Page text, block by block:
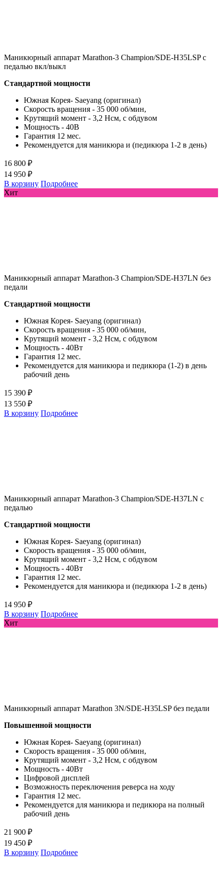
Маникюрный аппарат Marathon-3 Champion/SDE-H35LSP с
педалью вкл/выкл
Стандартной мощности
Южная Корея- Saeyang (оригинал)
Скорость вращения - 35 000 об/мин,
Крутящий момент - 3,2 Нсм, с обдувом
Мощность - 40В
Гарантия 12 мес.
Рекомендуется для маникюра и (педикюра 1-2 в день)
16 800 ₽
14 950 ₽
В корзину Подробнее
Хит
Маникюрный аппарат Marathon-3 Champion/SDE-H37LN без
педали
Стандартной мощности
Южная Корея- Saeyang (оригинал)
Скорость вращения - 35 000 об/мин,
Крутящий момент - 3,2 Нсм, с обдувом
Мощность - 40Вт
Гарантия 12 мес.
Рекомендуется для маникюра и педикюра (1-2) в день
рабочий день
15 390 ₽
13 550 ₽
В корзину Подробнее
Маникюрный аппарат Marathon-3 Champion/SDE-H37LN с
педалью
Стандартной мощности
Южная Корея- Saeyang (оригинал)
Скорость вращения - 35 000 об/мин,
Крутящий момент - 3,2 Нсм, с обдувом
Мощность - 40Вт
Гарантия 12 мес.
Рекомендуется для маникюра и (педикюра 1-2 в день)
14 950 ₽
В корзину Подробнее
Хит
Маникюрный аппарат Marathon 3N/SDE-H35LSP без педали
Повышенной мощности
Южная Корея- Saeyang (оригинал)
Скорость вращения - 35 000 об/мин,
Крутящий момент - 3,2 Нсм, с обдувом
Мощность - 40Вт
Цифровой дисплей
Возможность переключения реверса на ходу
Гарантия 12 мес.
Рекомендуется для маникюра и педикюра на полный
рабочий день
21 900 ₽
19 450 ₽
В корзину Подробнее